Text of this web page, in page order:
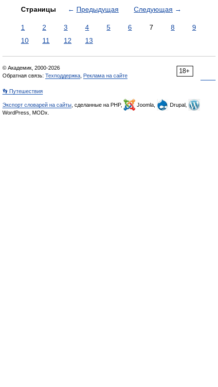
Страницы ← Предыдущая Следующая →
1 2 3 4 5 6 7 8
9
10
11 12 13
18+
© Академик, 2000-2026
Обратная связь: Техподдержка Реклама на сайте
👣 Путешествия
Экспорт словарей на сайты , сделанные на PHP, Joomla,
Drupal,
WordPress, MODx.